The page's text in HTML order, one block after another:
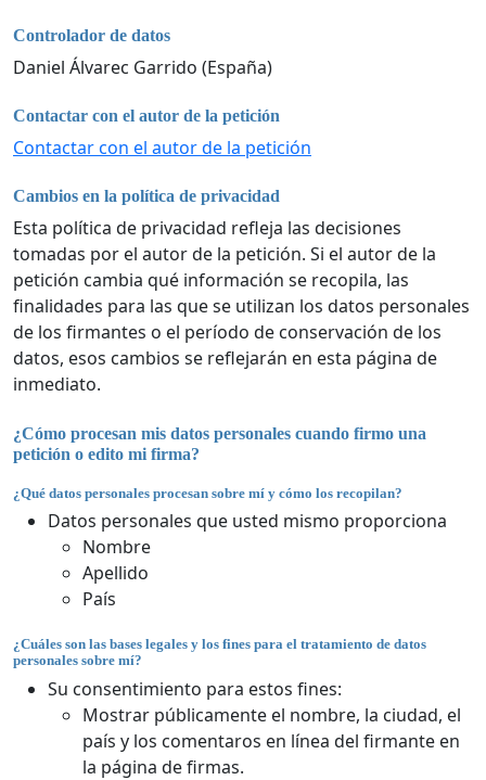
Controlador de datos
Daniel Álvarec Garrido (España)
Contactar con el autor de la petición
Contactar con el autor de la petición
Cambios en la política de privacidad
Esta política de privacidad refleja las decisiones
tomadas por el autor de la petición. Si el autor de la
petición cambia qué información se recopila, las
finalidades para las que se utilizan los datos personales
de los firmantes o el período de conservación de los
datos, esos cambios se reflejarán en esta página de
inmediato.
¿Cómo procesan mis datos personales cuando firmo una
petición o edito mi firma?
¿Qué datos personales procesan sobre mí y cómo los recopilan?
Datos personales que usted mismo proporciona
Nombre
Apellido
País
¿Cuáles son las bases legales y los fines para el tratamiento de datos
personales sobre mí?
Su consentimiento para estos fines:
Mostrar públicamente el nombre, la ciudad, el
país y los comentaros en línea del firmante en
la página de firmas.